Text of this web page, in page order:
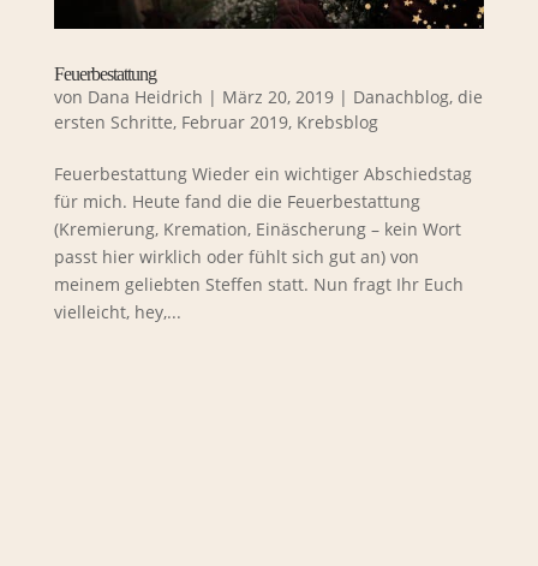
Feuerbestattung
von Dana Heidrich | März 20, 2019| Danachblog, die
ersten Schritte, Februar 2019, Krebsblog
Feuerbestattung Wieder ein wichtiger Abschiedstag
für mich. Heute fand die die Feuerbestattung
(Kremierung, Kremation, Einäscherung – kein Wort
passt hier wirklich oder fühlt sich gut an) von
meinem geliebten Steffen statt. Nun fragt Ihr Euch
vielleicht, hey,...